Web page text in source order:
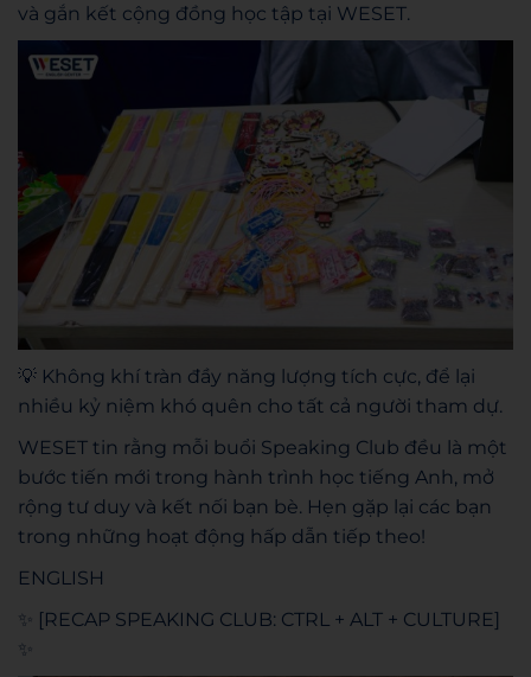
và gắn kết cộng đồng học tập tại WESET.
💡 Không khí tràn đầy năng lượng tích cực, để lại
nhiều kỷ niệm khó quên cho tất cả người tham dự.
WESET tin rằng mỗi buổi Speaking Club đều là một
bước tiến mới trong hành trình học tiếng Anh, mở
rộng tư duy và kết nối bạn bè. Hẹn gặp lại các bạn
trong những hoạt động hấp dẫn tiếp theo!
ENGLISH
✨ [RECAP SPEAKING CLUB: CTRL + ALT + CULTURE]
✨